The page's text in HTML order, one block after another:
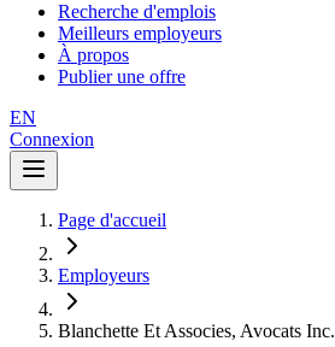
Recherche d'emplois
Meilleurs employeurs
À propos
Publier une offre
EN
Connexion
Page d'accueil
Employeurs
Blanchette Et Associes, Avocats Inc.